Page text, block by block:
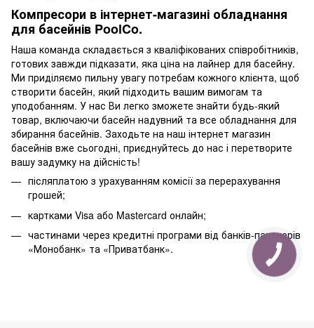
Компресори в інтернет-магазині обладнання
для басейнів PoolCo.
Наша команда складається з кваліфікованих співробітників,
готових завжди підказати, яка ціна на лайнер для басейну.
Ми приділяємо пильну увагу потребам кожного клієнта, щоб
створити басейн, який підходить вашим вимогам та
уподобанням. У нас Ви легко зможете знайти будь-який
товар, включаючи басейн надувний та все обладнання для
збирання басейнів. Заходьте на наш інтернет магазин
басейнів вже сьогодні, приєднуйтесь до нас і перетворите
вашу задумку на дійсність!
післяплатою з урахуванням комісії за перерахування
грошей;
картками Visa або Mastercard онлайн;
частинами через кредитні програми від банків-партнерів
«Монобанк» та «Приватбанк».